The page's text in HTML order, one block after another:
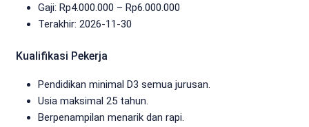
Gaji: Rp4.000.000 – Rp6.000.000
Terakhir: 2026-11-30
Kualifikasi Pekerja
Pendidikan minimal D3 semua jurusan.
Usia maksimal 25 tahun.
Berpenampilan menarik dan rapi.